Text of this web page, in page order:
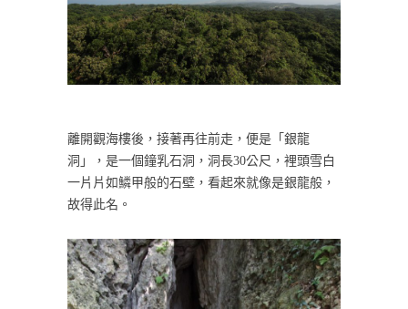
離開觀海樓後，接著再往前走，便是「銀龍
洞」，是一個鐘乳石洞，洞長30公尺，裡頭雪白
一片片如鱗甲般的石壁，看起來就像是銀龍般，
故得此名。